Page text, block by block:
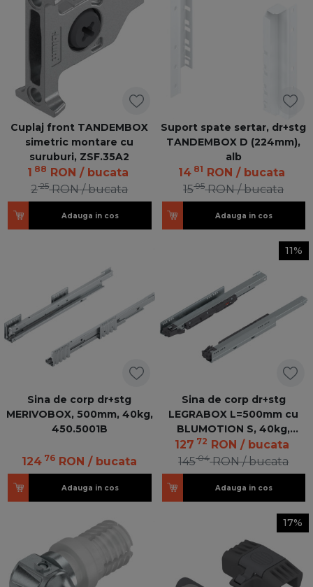
Cuplaj front TANDEMBOX
simetric montare cu
suruburi, ZSF.35A2
1 88 RON / bucata
225 RON / bucata
Adauga in cos
Suport spate sertar, dr+stg
TANDEMBOX D (224mm),
alb
14 81 RON / bucata
1595 RON / bucata
Adauga in cos
Sina de corp dr+stg
MERIVOBOX, 500mm, 40kg,
450.5001B
124 76 RON / bucata
Adauga in cos
11%
Sina de corp dr+stg
LEGRABOX L=500mm cu
BLUMOTION S, 40kg,
750.5001S K R+L MP ZN
127 72 RON / bucata
14504 RON / bucata
Adauga in cos
17%